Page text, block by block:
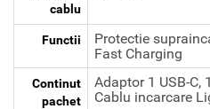
cablu
Functii
Protectie
Fast Charging
Continut
pachet
Adaptor 1 USB-C,
Cablu incarcare